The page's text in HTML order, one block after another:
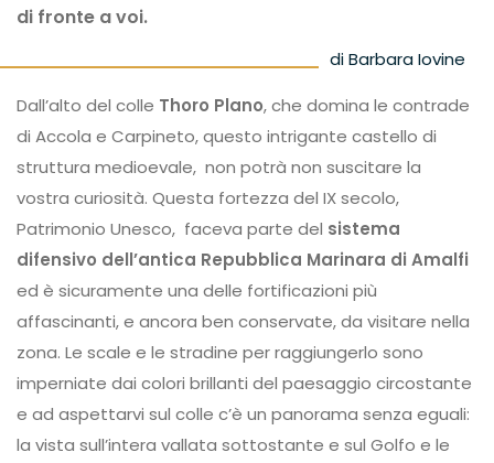
di fronte a voi.
di Barbara Iovine
Dall’alto del colle Thoro Plano, che domina le contrade
di Accola e Carpineto, questo intrigante castello di
struttura medioevale, non potrà non suscitare la
vostra curiosità. Questa fortezza del IX secolo,
Patrimonio Unesco, faceva parte del sistema
difensivo dell’antica Repubblica Marinara di Amalfi
ed è sicuramente una delle fortificazioni più
affascinanti, e ancora ben conservate, da visitare nella
zona. Le scale e le stradine per raggiungerlo sono
imperniate dai colori brillanti del paesaggio circostante
e ad aspettarvi sul colle c’è un panorama senza eguali:
la vista sull’intera vallata sottostante e sul Golfo e le